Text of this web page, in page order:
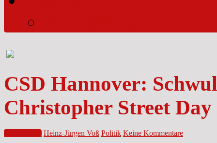
CSD Hannover:
Christopher Street Day
8. Juni 2014 Heinz-Jürgen Voß Politik Keine Kommentare